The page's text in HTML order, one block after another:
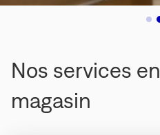
Nos services en
magasin